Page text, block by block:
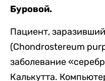
Буровой.
Пациент,
(Chondrostereum
заболевание
Калькутта.